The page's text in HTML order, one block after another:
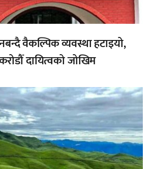
वैकल्पिक व्यवस्था हटाइयो,
दायित्वको जोखिम